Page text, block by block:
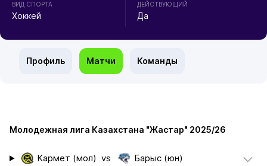
ВИД СПОРТА
Хоккей
ДЕЙСТВУЮЩИЙ
Да
Профиль Матчи Команды
Молодежная лига Казахстана "Жастар" 2025/26
Кармет (мол) vs Барыс (юн)